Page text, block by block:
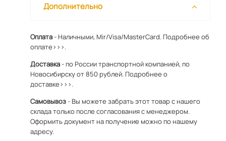
Дополнительно
Оплата- Наличными, Mir/Visa/MasterCard. Подробнее об
оплате>>>.
Доставка- по России транспортной компанией, по
Новосибирску от 850 рублей. Подробнее о
доставке>>>.
Самовывоз- Вы можете забрать этот товар с нашего
склада только после согласования с менеджером.
Оформить документ на получение можно по нашему
адресу.